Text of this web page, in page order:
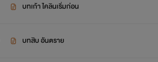
บทเก้า ไคลินเริ่มก่อน
บทสิบ อันตราย